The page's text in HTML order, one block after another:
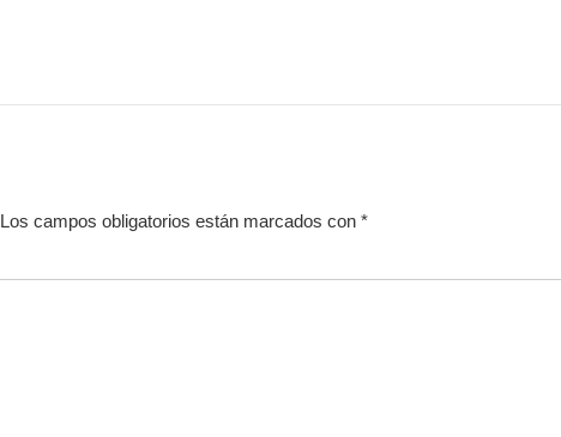
Los campos obligatorios están marcados con *